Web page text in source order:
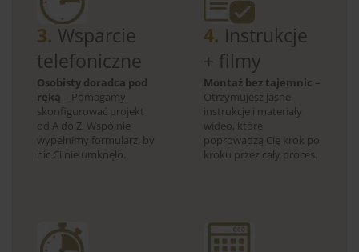
3. Wsparcie
telefoniczne
Osobisty doradca pod
ręką – Pomagamy
skonfigurować projekt
od A do Z. Wspólnie
wypełnimy formularz, by
nic Ci nie umknęło.
4. Instrukcje
+ filmy
Montaż bez tajemnic –
Otrzymujesz jasne
instrukcje i materiały
wideo, które
poprowadzą Cię krok po
kroku przez cały proces.